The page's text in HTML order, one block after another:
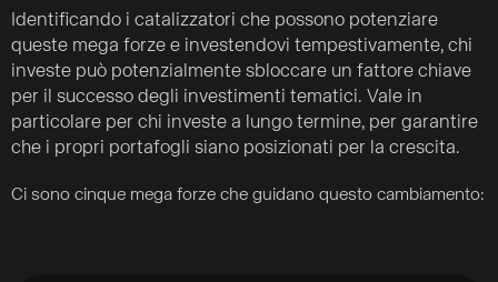
Identificando i catalizzatori che possono potenziare
queste mega forze e investendovi tempestivamente, chi
investe può potenzialmente sbloccare un fattore chiave
per il successo degli investimenti tematici. Vale in
particolare per chi investe a lungo termine, per garantire
che i propri portafogli siano posizionati per la crescita.
Ci sono cinque mega forze che guidano questo cambiamento: